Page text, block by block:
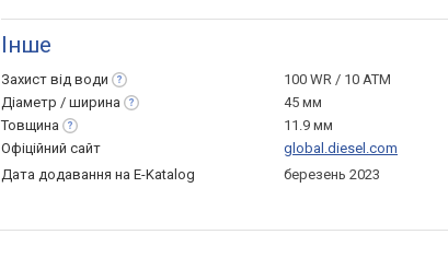
Інше
Захист від води
100 WR / 10 ATM
Діаметр / ширина
45 мм
Товщина
11.9 мм
Офіційний сайт
global.diesel.com
Дата додавання на E-Katalog
березень 2023